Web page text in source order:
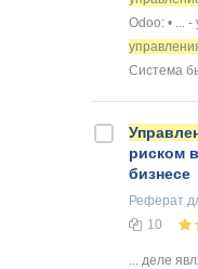
Odoo: • ...
Система
риском
бизнесе
Реферат
10
... деле